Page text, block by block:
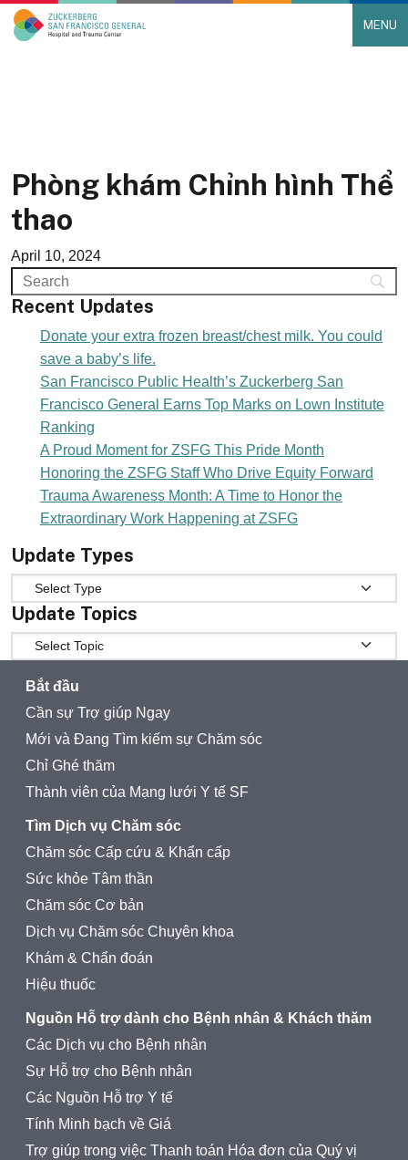
Main Navigation MENU
Phòng khám Chỉnh hình Thể
thao
April 10, 2024
Recent Updates
Donate your extra frozen breast/chest milk. You could
save a baby’s life.
San Francisco Public Health’s Zuckerberg San
Francisco General Earns Top Marks on Lown Institute
Ranking
A Proud Moment for ZSFG This Pride Month
Honoring the ZSFG Staff Who Drive Equity Forward
Trauma Awareness Month: A Time to Honor the
Extraordinary Work Happening at ZSFG
Update Types
Update Types
Update Topics
Update Topics
Bắt đầu
Cần sự Trợ giúp Ngay
Mới và Đang Tìm kiếm sự Chăm sóc
Chỉ Ghé thăm
Thành viên của Mạng lưới Y tế SF
Tìm Dịch vụ Chăm sóc
Chăm sóc Cấp cứu & Khẩn cấp
Sức khỏe Tâm thần
Chăm sóc Cơ bản
Dịch vụ Chăm sóc Chuyên khoa
Khám & Chẩn đoán
Hiệu thuốc
Nguồn Hỗ trợ dành cho Bệnh nhân & Khách thăm
Các Dịch vụ cho Bệnh nhân
Sự Hỗ trợ cho Bệnh nhân
Các Nguồn Hỗ trợ Y tế
Tính Minh bạch về Giá
Trợ giúp trong việc Thanh toán Hóa đơn của Quý vị